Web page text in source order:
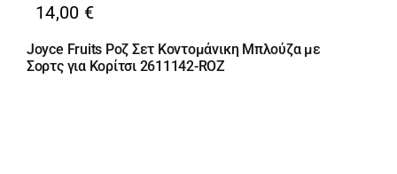
14,00 €
Joyce Fruits Ροζ Σετ Κοντομάνικη Μπλούζα με
Σορτς για Κορίτσι 2611142-ROZ